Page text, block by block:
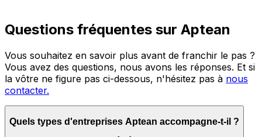
Questions fréquentes sur Aptean
Vous souhaitez en savoir plus avant de franchir le pas ?
Vous avez des questions, nous avons les réponses. Et si
la vôtre ne figure pas ci-dessous, n'hésitez pas à nous
contacter.
Quels types d'entreprises Aptean accompagne-t-il ?